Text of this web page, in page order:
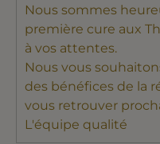
Nous sommes
première cure aux
à vos attentes.
Nous vous
des bénéfices de la
vous retrouver
L'équipe qualité